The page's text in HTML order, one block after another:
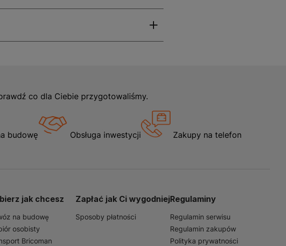
co dla Ciebie przygotowaliśmy.
budowę Obsługa inwestycji Zakupy na telefon
jak chcesz
na budowę
osobisty
Bricoman
Zapłać jak Ci wygodniej
Sposoby płatności
Regulaminy
Regulamin serwisu
Regulamin zakupów
Polityka prywatności